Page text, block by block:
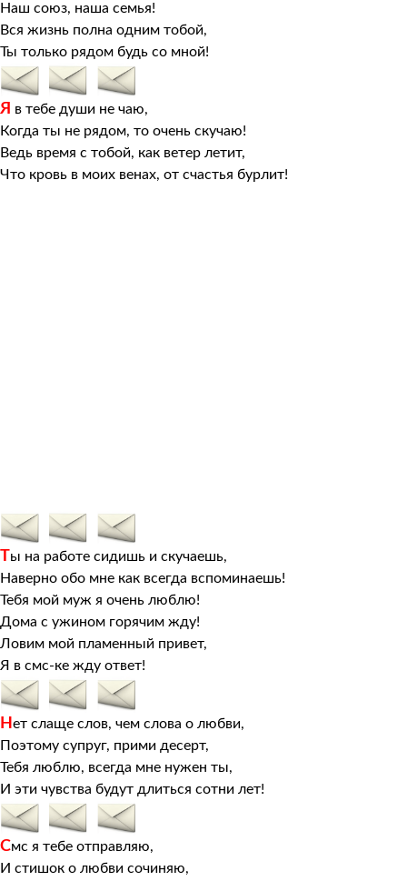
Наш союз, наша семья!
Вся жизнь полна одним тобой,
Ты только рядом будь со мной!
Я в тебе души не чаю,
Когда ты не рядом, то очень скучаю!
Ведь время с тобой, как ветер летит,
Что кровь в моих венах, от счастья бурлит!
ы на работе сидишь и скучаешь,
Наверно обо мне как всегда вспоминаешь!
Тебя мой муж я очень люблю!
Дома с ужином горячим жду!
Ловим мой пламенный привет,
Я в смс-ке жду ответ!
Н ет слаще слов, чем слова о любви,
Поэтому супруг, прими десерт,
Тебя люблю, всегда мне нужен ты,
И эти чувства будут длиться сотни лет!
Смс я тебе отправляю,
И стишок о любви сочиняю,